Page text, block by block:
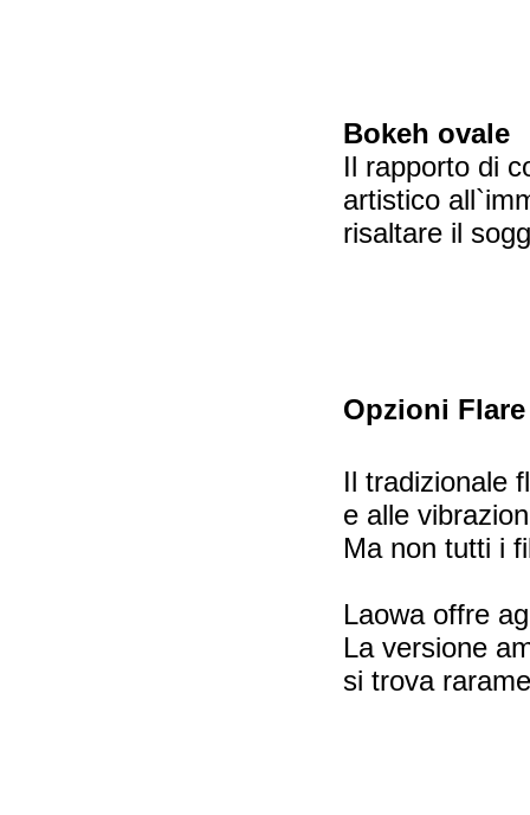
Bokeh ovale
Il rapporto di
artistico
risaltare il
Opzioni Flare
Il tradizionale
e alle
Ma non tutti i
Laowa offre
La versione
si trova